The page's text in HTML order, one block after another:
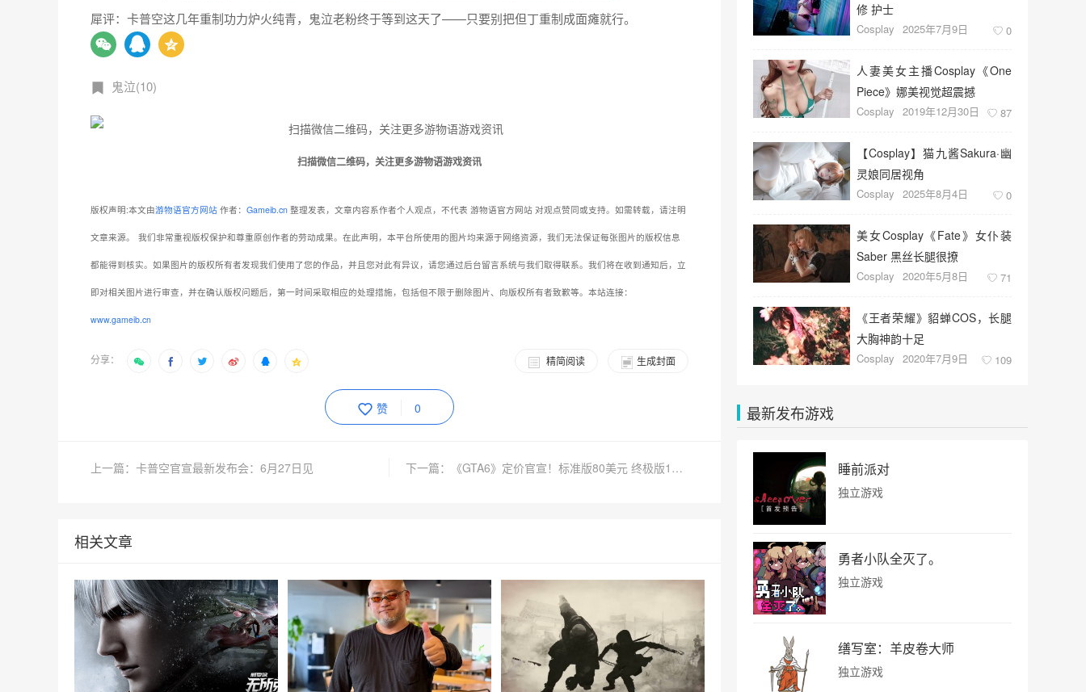
犀评：卡普空这几年重制功力炉火纯青，鬼泣老粉终于等到这天了——只要别把但丁重制成面瘫就行。
鬼泣(10)
扫描微信二维码，关注更多游物语游戏资讯
版权声明:本文由游物语官方网站 作者： Gameib.cn 整理发表，文章内容系作者个人观点，不代表 游物语官方网站 对观点赞同或支持。如需转载，请注明
文章来源。 我们非常重视版权保护和尊重原创作者的劳动成果。在此声明，本平台所使用的图片均来源于网络资源，我们无法保证每张图片的版权信息
都能得到核实。如果图片的版权所有者发现我们使用了您的作品，并且您对此有异议，请您通过后台留言系统与我们取得联系。我们将在收到通知后，立
即对相关图片进行审查，并在确认版权问题后，第一时间采取相应的处理措施，包括但不限于删除图片、向版权所有者致歉等。本站连接：
www.gameib.cn
分享： 生成封面
精简阅读
赞 0
上一篇：卡普空官宣最新发布会：6月27日见 下一篇：《GTA6》定价官宣！标准版80美元 终极版100美元｜《GTA6》预购奖励公布！豪华内容多到爆
相关文章
修 护士
Cosplay 2025年7月9日 0
人妻美女主播Cosplay《One
Piece》娜美视觉超震撼
Cosplay 2019年12月30日 87
【Cosplay】猫九酱Sakura·幽
灵娘同居视角
Cosplay 2025年8月4日 0
美女Cosplay《Fate》女仆装
Saber 黑丝长腿很撩
Cosplay 2020年5月8日 71
《王者荣耀》貂蝉COS，长腿
大胸神韵十足
Cosplay 2020年7月9日 109
最新发布游戏
睡前派对
独立游戏
勇者小队全灭了。
独立游戏
缮写室：羊皮卷大师
独立游戏